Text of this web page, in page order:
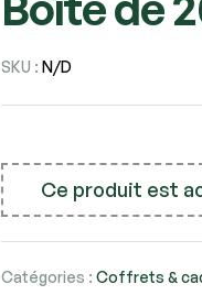
SKU :N/D
Ce produit est
Catégories :Coffrets &